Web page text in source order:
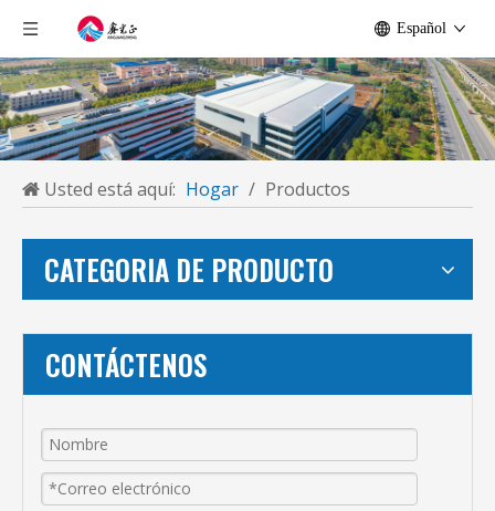
Español
Usted está aquí: Hogar / Productos
CATEGORIA DE PRODUCTO
CONTÁCTENOS